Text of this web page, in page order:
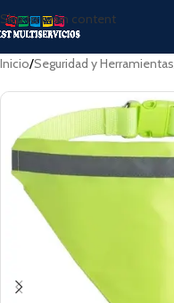
Skip to main content
Inicio Seguridad y Herramientas